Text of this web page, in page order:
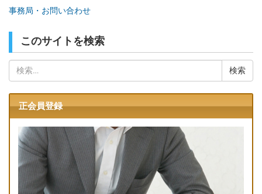
事務局・お問い合わせ
このサイトを検索
索:
正会員登録